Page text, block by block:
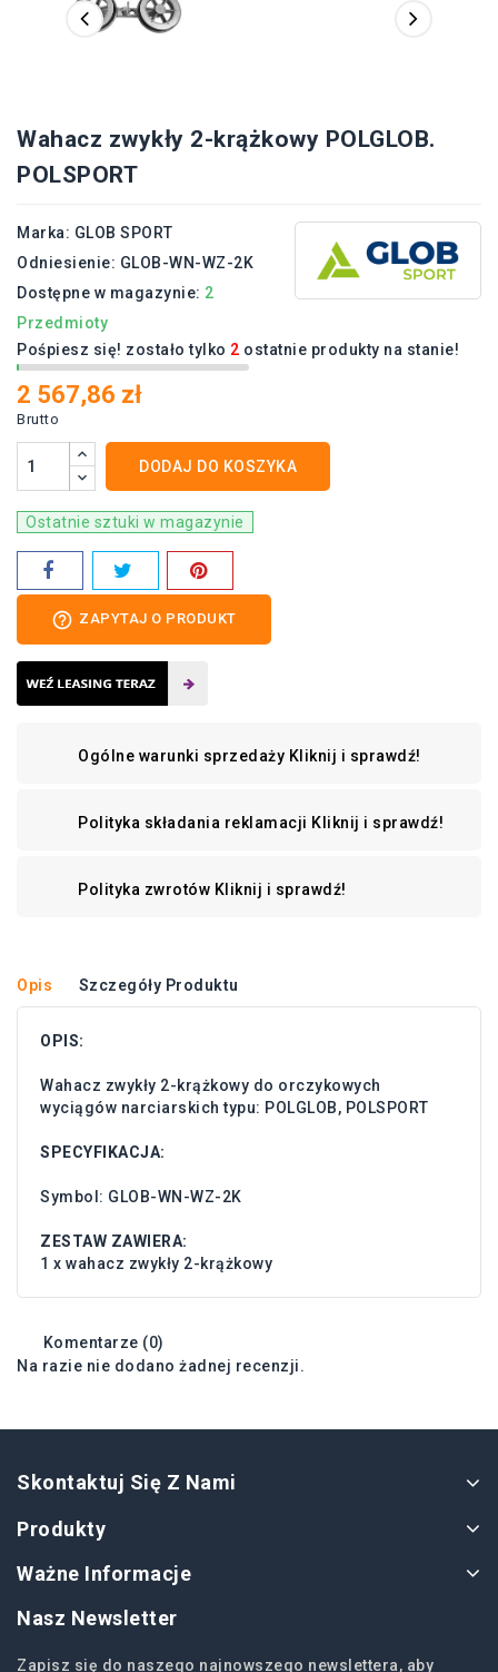
Wahacz zwykły 2-krążkowy POLGLOB.
POLSPORT
Marka: GLOB SPORT
Odniesienie: GLOB-WN-WZ-2K
Dostępne w magazynie: 2
Przedmioty
Pośpiesz się! zostało tylko 2 ostatnie produkty na stanie!
2 567,86 zł
Brutto
DODAJ DO KOSZYKA
Ostatnie sztuki w magazynie
help_outline ZAPYTAJ O PRODUKT
Ogólne warunki sprzedaży Kliknij i sprawdź!
Polityka składania reklamacji Kliknij i sprawdź!
Polityka zwrotów Kliknij i sprawdź!
Opis Szczegóły Produktu
OPIS:
Wahacz zwykły 2-krążkowy do orczykowych
wyciągów narciarskich typu: POLGLOB, POLSPORT
SPECYFIKACJA:
Symbol: GLOB-WN-WZ-2K
ZESTAW ZAWIERA:
1 x wahacz zwykły 2-krążkowy
Komentarze (0)
Na razie nie dodano żadnej recenzji.
Skontaktuj Się Z Nami
Produkty
Ważne Informacje
Nasz Newsletter
Zapisz się do naszego najnowszego newslettera, aby